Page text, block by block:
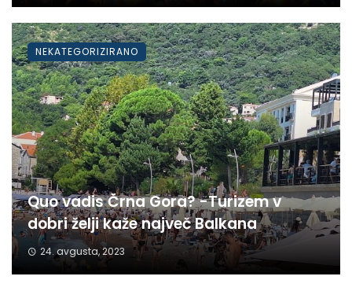
Quo vadis Črna Gora? -Turizem v
dobri želji kaže največ Balkana
24. avgusta, 2023
NEKATEGORIZIRANO